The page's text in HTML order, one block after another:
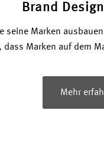
Brand
seine Marken
dass Marken auf dem
Mehr